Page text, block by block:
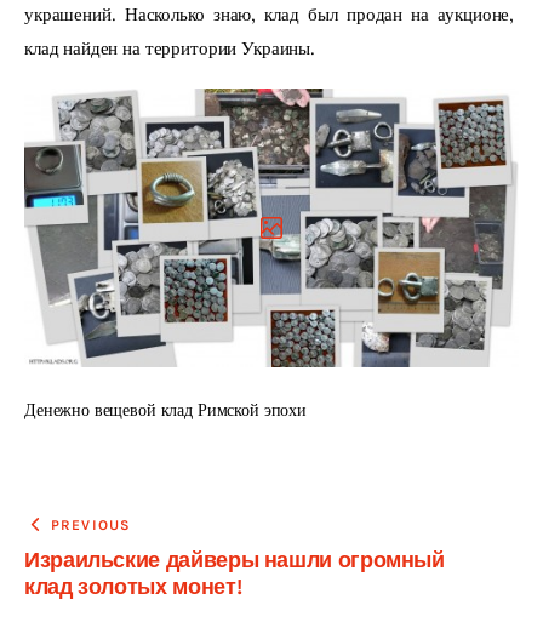
украшений. Насколько знаю, клад был продан на аукционе,
клад найден на территории Украины.
Денежно вещевой клад Римской эпохи
Навигация
по
записям
PREVIOUS
Израильские дайверы нашли огромный
клад золотых монет!